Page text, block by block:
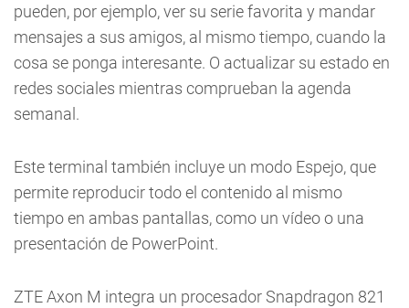
pueden, por ejemplo, ver su serie favorita y mandar
mensajes a sus amigos, al mismo tiempo, cuando la
cosa se ponga interesante. O actualizar su estado en
redes sociales mientras comprueban la agenda
semanal.
Este terminal también incluye un modo Espejo, que
permite reproducir todo el contenido al mismo
tiempo en ambas pantallas, como un vídeo o una
presentación de PowerPoint.
ZTE Axon M integra un procesador Snapdragon 821